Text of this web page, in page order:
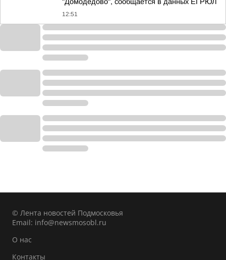
12:51
© Лента новостей Подмосковья
Email: info@newsmosobl.ru
О нас
Контакты